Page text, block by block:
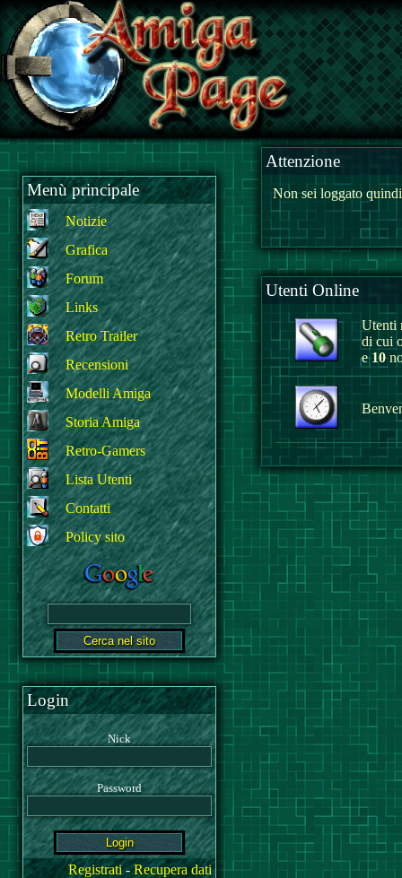
Menù principale
Notizie
Grafica
Forum
Links
Retro Trailer
Recensioni
Modelli Amiga
Storia Amiga
Retro-Gamers
Lista Utenti
Contatti
Policy sito
Login
Nick
Password
Registrati-Recupera dati
Attenzione
Non sei loggato
Utenti Online
Utenti
di cui
e10